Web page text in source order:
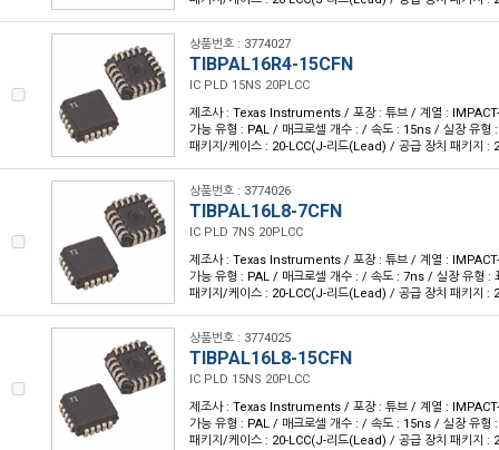
상품번호 : 3774027
TIBPAL16R4-15CFN
IC PLD 15NS 20PLCC
제조사 : Texas Instruments / 포장 : 튜브 / 계열 :
가능 유형 : PAL / 매크로셀 개수 : / 속도 : 15ns / 실장 유형
패키지/케이스 : 20-LCC(J-리드(Lead) / 공급 장치 패키지 :
상품번호 : 3774026
TIBPAL16L8-7CFN
IC PLD 7NS 20PLCC
제조사 : Texas Instruments / 포장 : 튜브 / 계열 :
가능 유형 : PAL / 매크로셀 개수 : / 속도 : 7ns / 실장 유형 :
패키지/케이스 : 20-LCC(J-리드(Lead) / 공급 장치 패키지 :
상품번호 : 3774025
TIBPAL16L8-15CFN
IC PLD 15NS 20PLCC
제조사 : Texas Instruments / 포장 : 튜브 / 계열 :
가능 유형 : PAL / 매크로셀 개수 : / 속도 : 15ns / 실장 유형
패키지/케이스 : 20-LCC(J-리드(Lead) / 공급 장치 패키지 :